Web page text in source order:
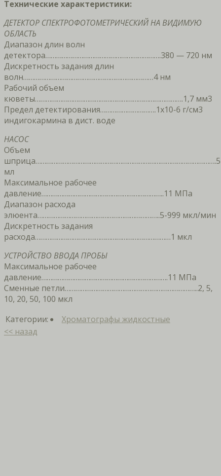
Технические характеристики:
ДЕТЕКТОР СПЕКТРОФОТОМЕТРИЧЕСКИЙ НА ВИДИМУЮ
ОБЛАСТЬ
Диапазон длин волн
детектора……………………………………………………….380 — 720 нм
Дискретность задания длин
волн………………………………………………………………4 нм
Рабочий объем
кюветы……………………………………………………………………….1,7 мм3
Предел детектирования………………………….1х10-6 г/см3
индигокармина в дист. воде
НАСОС
Объем
шприца……………………………………………………………………………………….5
мл
Максимальное рабочее
давление…………………………………………………………..11 МПа
Диапазон расхода
элюента…………………………………………………………..5-999 мкл/мин
Дискретность задания
расхода…………………………………………………………………1 мкл
УСТРОЙСТВО ВВОДА ПРОБЫ
Максимальное рабочее
давление…………………………………………………………….11 МПа
Сменные петли………………………………………………………………..2, 5,
10, 20, 50, 100 мкл
Категории:
Хроматографы жидкостные
<< назад